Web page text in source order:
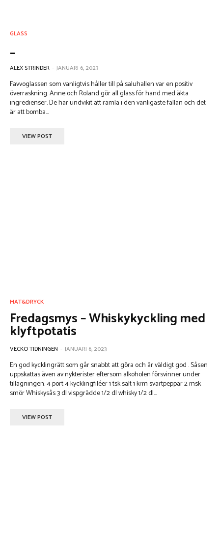
GLASS
_
ALEX STRINDER - JANUARI 6, 2023
Favvoglassen som vanligtvis håller till på saluhallen var en positiv
överraskning. Anne och Roland gör all glass för hand med äkta
ingredienser. De har undvikit att ramla i den vanligaste fällan och det
är att bomba...
VIEW POST
MAT&DRYCK
Fredagsmys – Whiskykyckling med
klyftpotatis
VECKO TIDNINGEN - JANUARI 6, 2023
En god kycklingrätt som går snabbt att göra och är väldigt god . Såsen
uppskattas även av nykterister eftersom alkoholen försvinner under
tillagningen. 4 port 4 kycklingfiléer 1 tsk salt 1 krm svartpeppar 2 msk
smör Whiskysås 3 dl vispgrädde 1/2 dl whisky 1/2 dl...
VIEW POST